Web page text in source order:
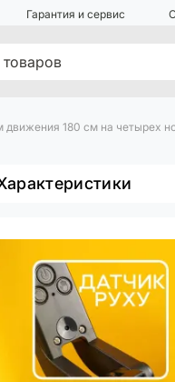
Гарантия и сервис
движения 180 см на четырех